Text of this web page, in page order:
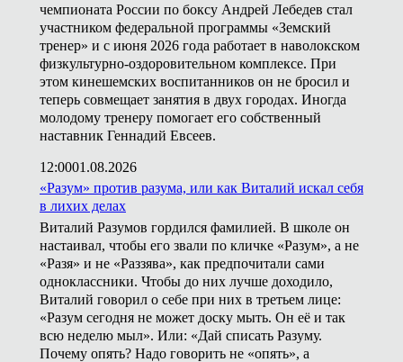
чемпионата России по боксу Андрей Лебедев стал
участником федеральной программы «Земский
тренер» и с июня 2026 года работает в наволокском
физкультурно-оздоровительном комплексе. При
этом кинешемских воспитанников он не бросил и
теперь совмещает занятия в двух городах. Иногда
молодому тренеру помогает его собственный
наставник Геннадий Евсеев.
12:0001.08.2026
«Разум» против разума, или как Виталий искал себя
в лихих делах
Виталий Разумов гордился фамилией. В школе он
настаивал, чтобы его звали по кличке «Разум», а не
«Разя» и не «Раззява», как предпочитали сами
одноклассники. Чтобы до них лучше доходило,
Виталий говорил о себе при них в третьем лице:
«Разум сегодня не может доску мыть. Он её и так
всю неделю мыл». Или: «Дай списать Разуму.
Почему опять? Надо говорить не «опять», а